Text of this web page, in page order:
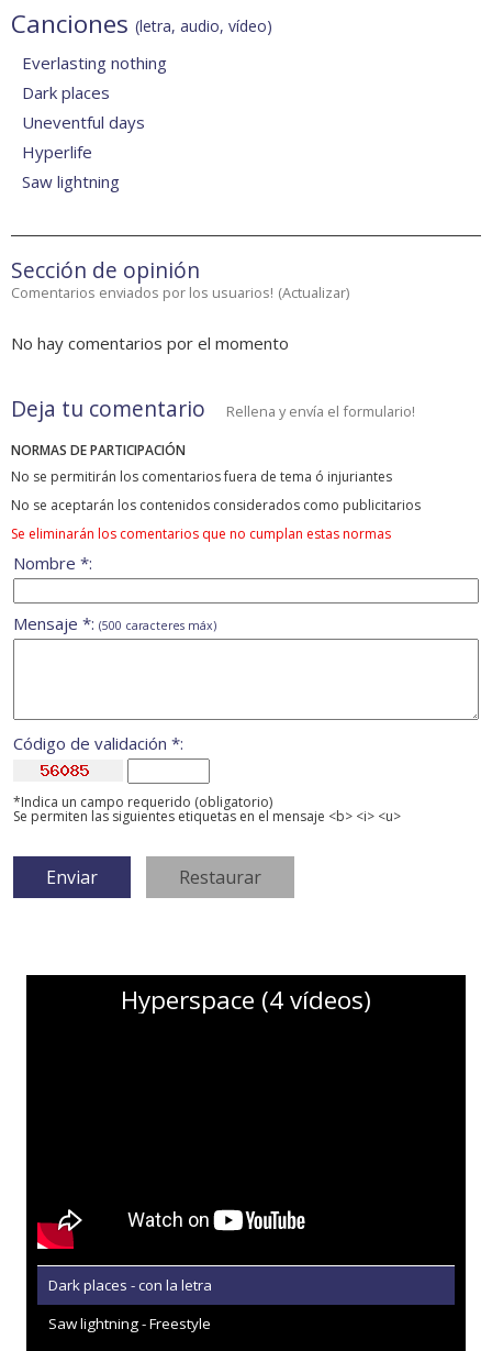
Canciones (letra, audio, vídeo)
Everlasting nothing
Dark places
Uneventful days
Hyperlife
Saw lightning
Sección de opinión
Comentarios enviados por los usuarios! (Actualizar)
No hay comentarios por el momento
Deja tu comentario Rellena y envía el formulario!
NORMAS DE PARTICIPACIÓN
No se permitirán los comentarios fuera de tema ó injuriantes
No se aceptarán los contenidos considerados como publicitarios
Se eliminarán los comentarios que no cumplan estas normas
Nombre *:
Mensaje *: (500 caracteres máx)
Código de validación *:
*Indica un campo requerido (obligatorio)
Se permiten las siguientes etiquetas en el mensaje <b> <i> <u>
Hyperspace (4 vídeos)
Dark places - con la letra
Saw lightning - Freestyle